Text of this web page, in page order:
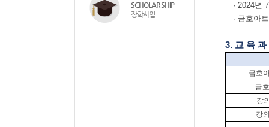
SCHOLAR SHIP
장학사업
·2024년7
· 금호아
3. 교 육 과
금호
금
강
강